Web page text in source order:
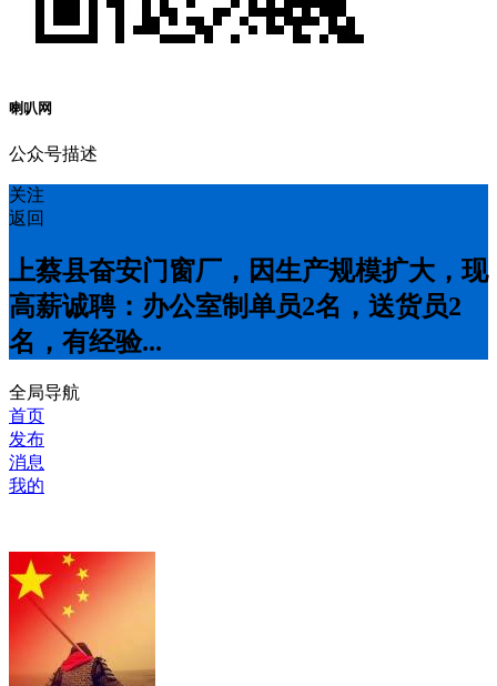
喇叭网
公众号描述
关注
返回
上蔡县奋安门窗厂，因生产规模扩大，现
高薪诚聘：办公室制单员2名，送货员2
名，有经验...
全局导航
首页
发布
消息
我的